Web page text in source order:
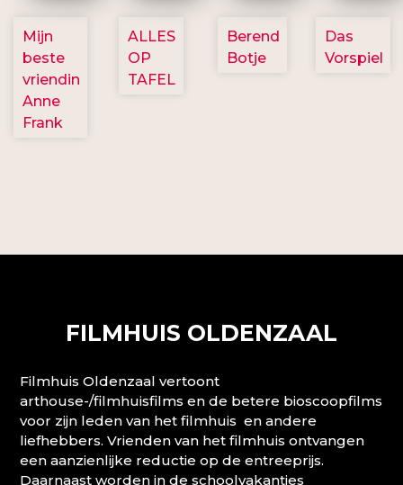
Mijn
beste
vriendin
Anne
Frank
ALLES
OP
TAFEL
Berend
Botje
Das
Vorspiel
FILMHUIS OLDENZAAL
Filmhuis Oldenzaal vertoont
arthouse-/filmhuisfilms en de betere bioscoopfilms
voor zijn leden van het filmhuis en andere
liefhebbers. Vrienden van het filmhuis ontvangen
een aanzienlijke reductie op de entreeprijs.
Daarnaast worden in de schoolvakanties